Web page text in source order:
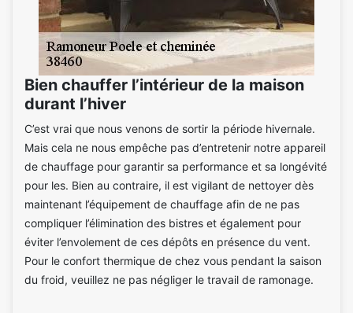
Bien chauffer l’intérieur de la maison
durant l’hiver
C’est vrai que nous venons de sortir la période hivernale.
Mais cela ne nous empêche pas d’entretenir notre appareil
de chauffage pour garantir sa performance et sa longévité
pour les. Bien au contraire, il est vigilant de nettoyer dès
maintenant l’équipement de chauffage afin de ne pas
compliquer l’élimination des bistres et également pour
éviter l’envolement de ces dépôts en présence du vent.
Pour le confort thermique de chez vous pendant la saison
du froid, veuillez ne pas négliger le travail de ramonage.